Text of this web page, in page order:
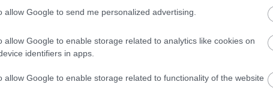
allow Google to send me personalized advertising.
allow Google to enable storage related to analytics like cookies on
identifiers in apps.
allow Google to enable storage related to functionality of the website
itt a parommal. Jartunk mar egy ket jo helyen, de ez